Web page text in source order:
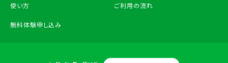
使い方 ご利用の流れ
無料体験申し込み